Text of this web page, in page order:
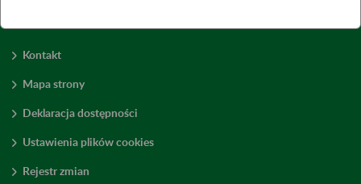
Kontakt
Mapa strony
Deklaracja dostępności
Ustawienia plików cookies
Rejestr zmian